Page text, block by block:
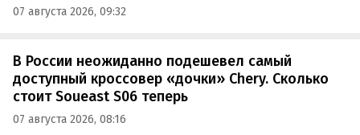
07 августа 2026, 09:32
В России неожиданно подешевел самый
доступный кроссовер «дочки» Chery. Сколько
стоит Soueast S06 теперь
07 августа 2026, 08:16